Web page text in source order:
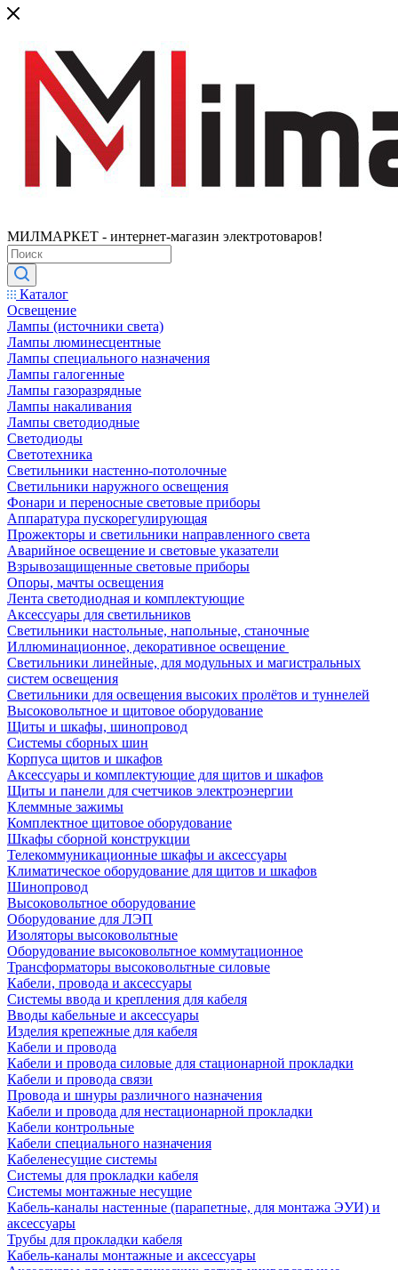
МИЛМАРКЕТ - интернет-магазин электротоваров!
Каталог
Освещение
Лампы (источники света)
Лампы люминесцентные
Лампы специального назначения
Лампы галогенные
Лампы газоразрядные
Лампы накаливания
Лампы светодиодные
Светодиоды
Светотехника
Светильники настенно-потолочные
Светильники наружного освещения
Фонари и переносные световые приборы
Аппаратура пускорегулирующая
Прожекторы и светильники направленного света
Аварийное освещение и световые указатели
Взрывозащищенные световые приборы
Опоры, мачты освещения
Лента светодиодная и комплектующие
Аксессуары для светильников
Светильники настольные, напольные, станочные
Иллюминационное, декоративное освещение
Светильники линейные, для модульных и магистральных
систем освещения
Светильники для освещения высоких пролётов и туннелей
Высоковольтное и щитовое оборудование
Щиты и шкафы, шинопровод
Системы сборных шин
Корпуса щитов и шкафов
Аксессуары и комплектующие для щитов и шкафов
Щиты и панели для счетчиков электроэнергии
Клеммные зажимы
Комплектное щитовое оборудование
Шкафы сборной конструкции
Телекоммуникационные шкафы и аксессуары
Климатическое оборудование для щитов и шкафов
Шинопровод
Высоковольтное оборудование
Оборудование для ЛЭП
Изоляторы высоковольтные
Оборудование высоковольтное коммутационное
Трансформаторы высоковольтные силовые
Кабели, провода и аксессуары
Системы ввода и крепления для кабеля
Вводы кабельные и аксессуары
Изделия крепежные для кабеля
Кабели и провода
Кабели и провода силовые для стационарной прокладки
Кабели и провода связи
Провода и шнуры различного назначения
Кабели и провода для нестационарной прокладки
Кабели контрольные
Кабели специального назначения
Кабеленесущие системы
Системы для прокладки кабеля
Системы монтажные несущие
Кабель-каналы настенные (парапетные, для монтажа ЭУИ) и
аксессуары
Трубы для прокладки кабеля
Кабель-каналы монтажные и аксессуары